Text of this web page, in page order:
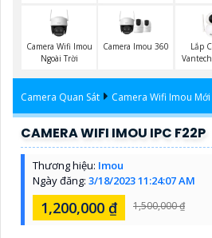
Camera Wifi Imou
Ngoài Trời
Camera Imou 360
Lắp
Camera Quan Sát Camera Wifi Imou Mới
CAMERA WIFI IMOU IPC F22P
Thương hiệu: Imou
Ngày đăng: 3/18/2023 11:24:07 AM
1,200,000 ₫ 1,500,000 ₫